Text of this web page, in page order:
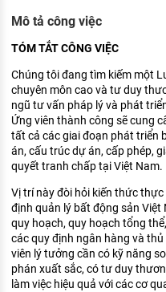
KHÁM PHÁ NGHỀ NGHIỆP
Tử vi nghề nghiệp
Kỹ năng nghề nghiệp
HƯỚNG NGHIỆP VIỆC
Đặc trưng từng nghề
Xu hướng việc làm
XÂY DỰNG VÀ PHÁT
NHÂN SỰ
TUYỂN DỤNG VIỆC LÀM
Mô tả công việc
TÓM TẮT CÔNG VIỆC
Chúng tôi đang tìm kiếm một
chuyên môn cao và tư duy
ngũ tư vấn pháp lý và phát
Ứng viên thành công sẽ cung
tất cả các giai đoạn phát triển
án, cấu trúc dự án, cấp phép,
quyết tranh chấp tại Việt Nam.
Vị trí này đòi hỏi kiến thức
định quản lý bất động sản
quy hoạch, quy hoạch tổng
các quy định ngân hàng và
viên lý tưởng cần có kỹ năng
phán xuất sắc, có tư duy
làm việc hiệu quả với các cơ